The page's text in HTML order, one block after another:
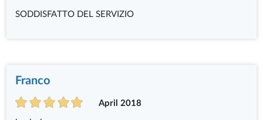
SODDISFATTO DEL SERVIZIO
Franco
April 2018